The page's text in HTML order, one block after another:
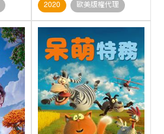
2020 歐美版權代理